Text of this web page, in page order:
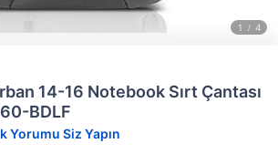
14-16 Notebook Sırt Çantası
BDLF
Yorumu Siz Yapın